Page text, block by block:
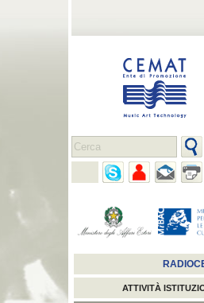
ATTIVITÀ